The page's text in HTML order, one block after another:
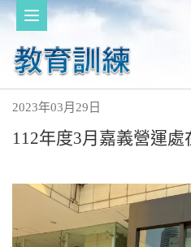
2023年03月29日
112年度3月嘉義營運